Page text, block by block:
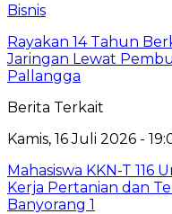
Bisnis
Rayakan 14 Tahun
Jaringan Lewat
Pallangga
Berita Terkait
Kamis, 16 Juli 2026 -
Mahasiswa KKN-T 116
Kerja Pertanian dan
Banyorang 1